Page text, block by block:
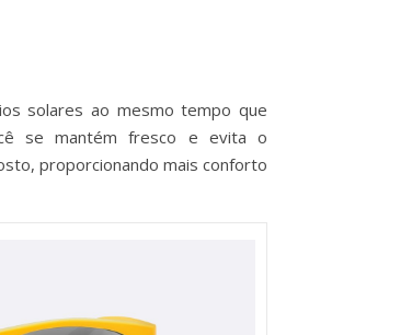
solares ao mesmo tempo que
se mantém fresco e evita o
proporcionando mais conforto